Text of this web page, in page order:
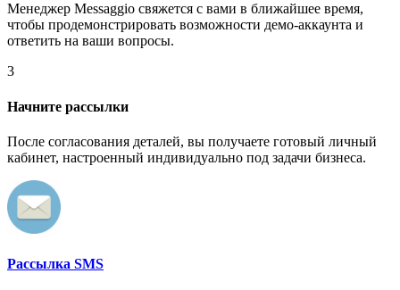
Менеджер Messaggio свяжется с вами в ближайшее время,
чтобы продемонстрировать возможности демо-аккаунта и
ответить на ваши вопросы.
3
Начните рассылки
После согласования деталей, вы получаете готовый личный
кабинет, настроенный индивидуально под задачи бизнеса.
Рассылка SMS